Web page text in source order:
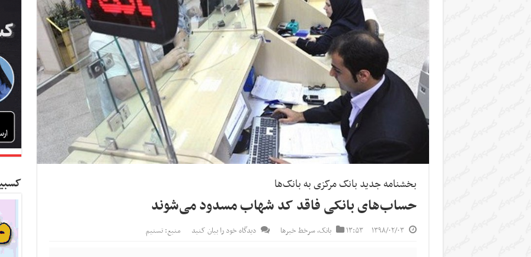
بخشنامه جدید بانک مرکزی به بانک‌ها
حساب‌های بانکی فاقد کد شهاب مسدود می‌شوند
۱۳۹۸/۰۲/۰۳ ۱۳:۵۳ بانک,سرخط خبرها دیدگاه خود را بیان کنید منبع: تسنیم